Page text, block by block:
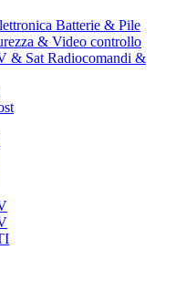
Batterie & Pile
& Video controllo
& Sat Radiocomandi &